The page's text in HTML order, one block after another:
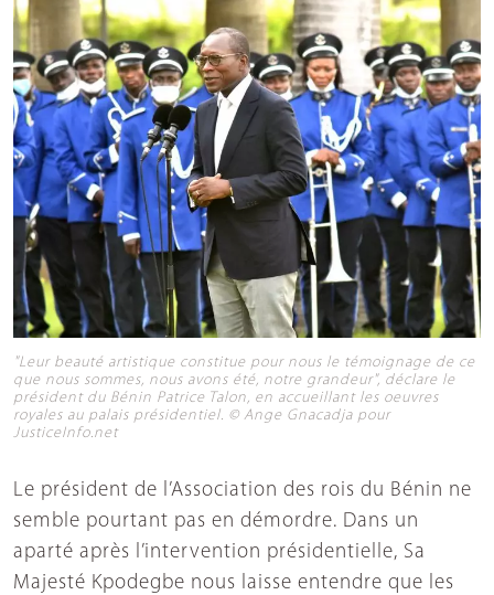
"Leur beauté artistique constitue pour nous le témoignage de ce
que nous sommes, nous avons été, notre grandeur", déclare le
président du Bénin Patrice Talon, en accueillant les oeuvres
royales au palais présidentiel. © Ange Gnacadja pour
JusticeInfo.net
Le président de l’Association des rois du Bénin ne
semble pourtant pas en démordre. Dans un
aparté après l’intervention présidentielle, Sa
Majesté Kpodegbe nous laisse entendre que les